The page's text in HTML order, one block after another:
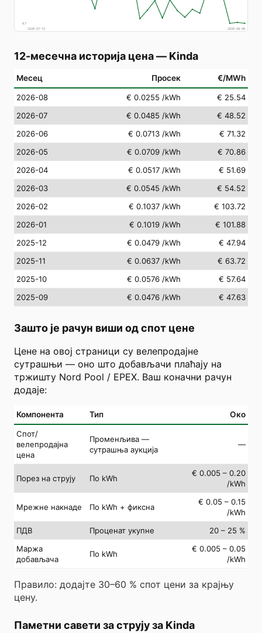
€7
2026-07-10
2026-08-08
12-месечна историја цена— Kinda
Месец Просек €/MWh
2026-08 € 0.0255 /kWh
€ 25.54
2026-07
€ 0.0485 /kWh
€ 48.52
2026-06
€ 0.0713 /kWh
€ 71.32
2026-05
€ 0.0709 /kWh
€ 70.86
2026-04
€ 0.0517 /kWh
€ 51.69
2026-03
€ 0.0545 /kWh
€ 54.52
2026-02
€ 0.1037 /kWh
€ 103.72
2026-01
€ 0.1019 /kWh
€ 101.88
2025-12
€ 0.0479 /kWh
€ 47.94
2025-11
€ 0.0637 /kWh
€ 63.72
2025-10
€ 0.0576 /kWh
€ 57.64
2025-09
€ 0.0476 /kWh € 47.63
Зашто је рачун виши од спот цене
Цене на овој страници су велепродајне
сутрашњи — оно што добављачи плаћају на
тржишту Nord Pool / EPEX. Ваш коначни рачун
додаје:
Компонента Тип Око
Спот/
велепродајна
цена
Променљива —
сутрашња аукција
—
Порез на струју По kWh
€ 0.005 – 0.20
/kWh
Мрежне накнаде По kWh + фиксна
€ 0.05 – 0.15
/kWh
ПДВ
Проценат укупне
20 – 25 %
Маржа
добављача
По kWh
€ 0.005 – 0.05
/kWh
Правило: додајте 30–60 % спот цени за крајњу
цену.
Паметни савети за струју за Kinda